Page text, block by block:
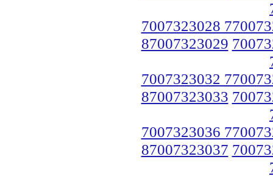
7007323028
87007323029
7007323032
87007323033
7007323036
87007323037